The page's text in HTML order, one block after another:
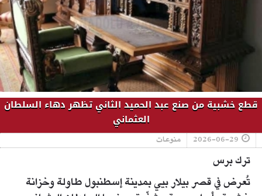
قطع خشبية من صنع عبد الحميد الثاني تظهر دهاء السلطان
العثماني
2026-06-29 منوعات
ترك برس
تُعرض في قصر بيلار بيي بمدينة إسطنبول طاولة وخزانة